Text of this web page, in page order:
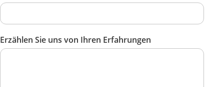
Erzählen Sie uns von Ihren Erfahrungen